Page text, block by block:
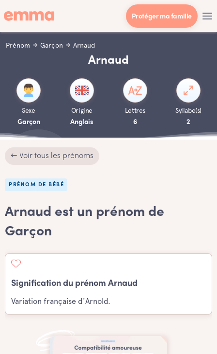
Protéger ma famille
Prénom Garçon Arnaud
Arnaud
Sexe
Garçon
Origine
Anglais
Lettres
6
Syllabe(s)
2
← Voir tous les prénoms
PRÉNOM DE BÉBÉ
Arnaud est un prénom de
Garçon
Signification du prénom Arnaud
Variation française d'Arnold.